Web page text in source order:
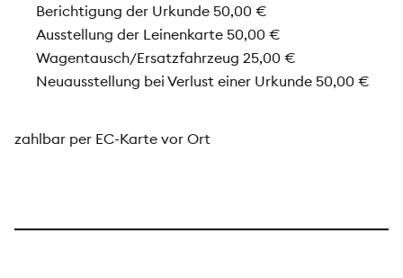
Berichtigung der Urkunde 50,00 €
Ausstellung der Leinenkarte 50,00 €
Wagentausch/Ersatzfahrzeug 25,00 €
Neuausstellung bei Verlust einer Urkunde 50,00 €
zahlbar per EC-Karte vor Ort